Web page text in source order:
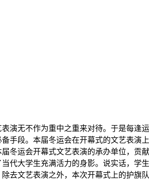
演无不作为重中之重来对待。于是每
手段。本届冬运会在开幕式的文艺表
冬运会开幕式文艺表演的承办单位，
代大学生充满活力的身影。说实话，
去文艺表演之外，本次开幕式上的护